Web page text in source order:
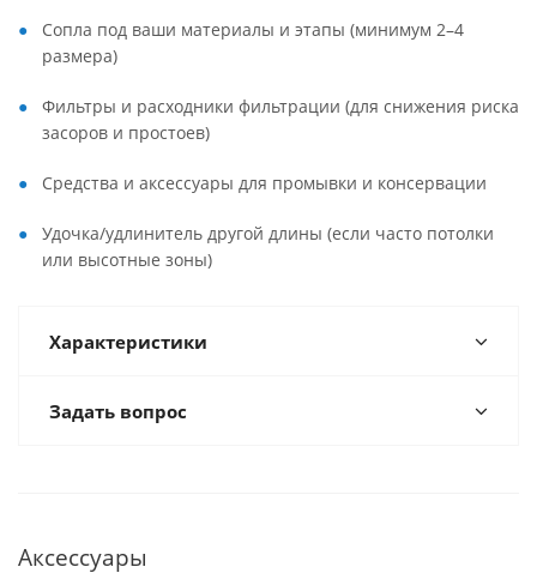
Сопла под ваши материалы и этапы (минимум 2–4
размера)
Фильтры и расходники фильтрации (для снижения риска
засоров и простоев)
Средства и аксессуары для промывки и консервации
Удочка/удлинитель другой длины (если часто потолки
или высотные зоны)
Характеристики
Задать вопрос
Аксессуары